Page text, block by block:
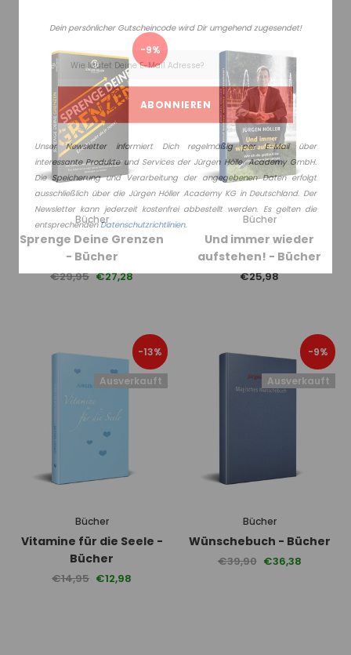
-9%
Bücher
Sprenge Deine Grenzen
- Bücher
€29,95 €27,28
Bücher
Und immer wieder
aufstehen! - Bücher
€25,98
-13%
Ausverkauft
Bücher
Vitamine für die Seele -
Bücher
€14,95 €12,98
-9%
Ausverkauft
Bücher
Wünschebuch - Bücher
€39,90 €36,38
Dein persönlicher Gutscheincode wird Dir umgehend zugesendet!
Unser Newsletter informiert Dich regelmäßig per E-Mail über
interessante Produkte und Services der Jürgen Höller Academy GmbH.
Die Speicherung und Verarbeitung der angegebenen Daten erfolgt
ausschließlich über die Jürgen Höller Academy KG in Deutschland. Der
Newsletter kann jederzeit kostenfrei abbestellt werden. Es gelten die
entsprechendenDatenschutzrichtlinien.